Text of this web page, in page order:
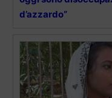
d’azzardo”